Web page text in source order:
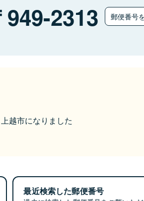
949-2313 郵便番号
越市になりました
最近検索した郵便番号